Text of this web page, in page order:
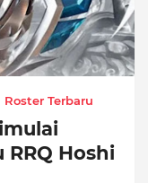
Terbaru
Hoshi